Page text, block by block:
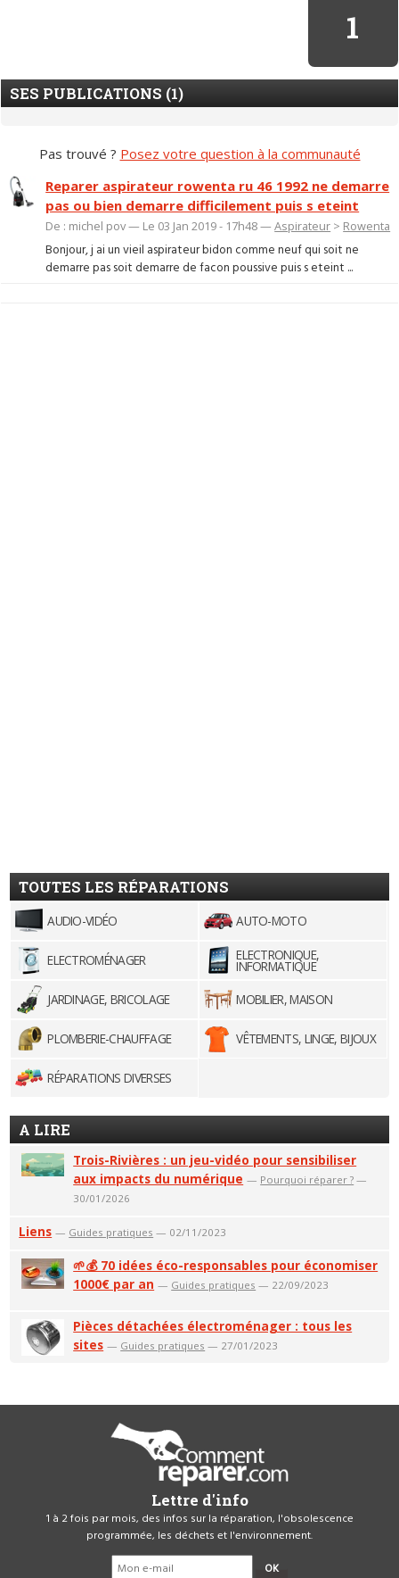
1
SES PUBLICATIONS (1)
Pas trouvé ? Posez votre question à la communauté
Reparer aspirateur rowenta ru 46 1992 ne demarre
pas ou bien demarre difficilement puis s eteint
De : michel pov — Le 03 Jan 2019 - 17h48 —Aspirateur > Rowenta
Bonjour, j ai un vieil aspirateur bidon comme neuf qui soit ne
demarre pas soit demarre de facon poussive puis s eteint ...
TOUTES LES RÉPARATIONS
AUDIO-VIDÉO AUTO-MOTO
ELECTROMÉNAGER ELECTRONIQUE,
INFORMATIQUE
JARDINAGE, BRICOLAGE
MOBILIER, MAISON
PLOMBERIE-CHAUFFAGE VÊTEMENTS, LINGE, BIJOUX
RÉPARATIONS DIVERSES
A LIRE
Trois-Rivières : un jeu-vidéo pour sensibiliser
aux impacts du numérique — Pourquoi réparer ? —
30/01/2026
Liens — Guides pratiques — 02/11/2023
🌱💰 70 idées éco-responsables pour économiser
1000€ par an — Guides pratiques — 22/09/2023
Pièces détachées électroménager : tous les
sites — Guides pratiques — 27/01/2023
Lettre d'info
1 à 2 fois par mois, des infos sur la réparation, l'obsolescence
programmée, les déchets et l'environnement.
OK